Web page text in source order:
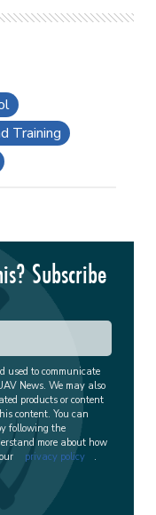
Training
Subscribe
used to communicate
News. We may also
products or content
content. You can
following the
more about how
privacy policy .